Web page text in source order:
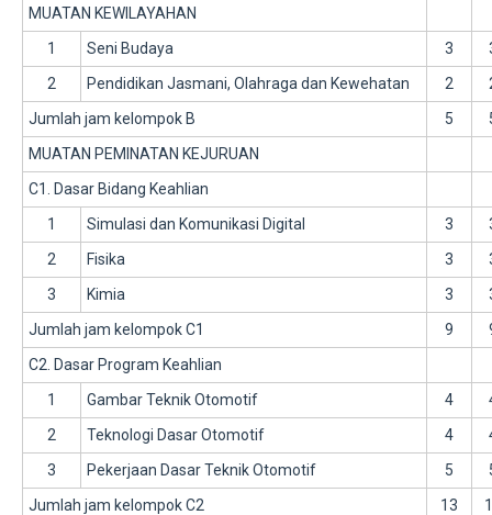
MUATAN KEWILAYAHAN
1
Seni Budaya 3
2
Pendidikan Jasmani, Olahraga dan Kewehatan 2
Jumlah jam kelompok B
5
MUATAN PEMINATAN KEJURUAN
C1. Dasar Bidang Keahlian
1
Simulasi dan Komunikasi Digital 3
2
Fisika 3
3
Kimia 3
Jumlah jam kelompok C1
9
C2. Dasar Program Keahlian
1
Gambar Teknik Otomotif 4
2
Teknologi Dasar Otomotif 4
3
Pekerjaan Dasar Teknik Otomotif 5
Jumlah jam kelompok C2
13